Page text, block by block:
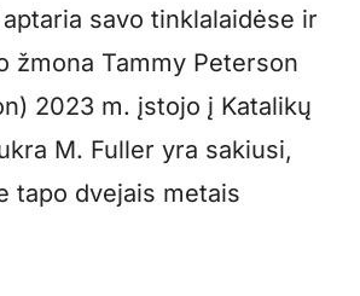
savo tinklalaidėse ir
žmona Tammy Peterson
2023 m. įstojo į Katalikų
M. Fuller yra sakiusi,
tapo dvejais metais